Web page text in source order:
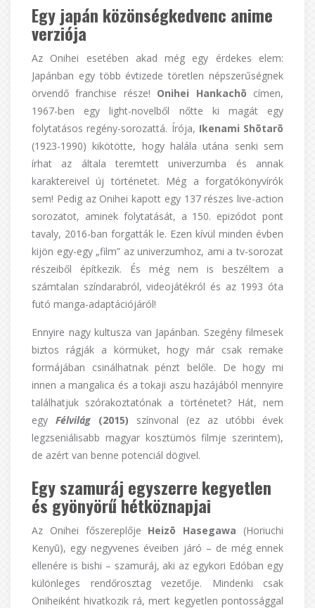
Egy japán közönségkedvenc anime
verziója
Az Onihei esetében akad még egy érdekes elem:
Japánban egy több évtizede töretlen népszerűségnek
örvendő franchise része! Onihei Hankachō címen,
1967-ben egy light-novelből nőtte ki magát egy
folytatásos regény-sorozattá. Írója, Ikenami Shōtarō
(1923-1990) kikötötte, hogy halála utána senki sem
írhat az általa teremtett univerzumba és annak
karaktereivel új történetet. Még a forgatókönyvírók
sem! Pedig az Onihei kapott egy 137 részes live-action
sorozatot, aminek folytatását, a 150. epizódot pont
tavaly, 2016-ban forgatták le. Ezen kívül minden évben
kijön egy-egy „film” az univerzumhoz, ami a tv-sorozat
részeiből építkezik. És még nem is beszéltem a
számtalan színdarabról, videojátékról és az 1993 óta
futó manga-adaptációjáról!
Ennyire nagy kultusza van Japánban. Szegény filmesek
biztos rágják a körmüket, hogy már csak remake
formájában csinálhatnak pénzt belőle. De hogy mi
innen a mangalica és a tokaji aszu hazájából mennyire
találhatjuk szórakoztatónak a történetet? Hát, nem
egy Félvilág (2015) színvonal (ez az utóbbi évek
legzseniálisabb magyar kosztümös filmje szerintem),
de azért van benne potenciál dögivel.
Egy szamuráj egyszerre kegyetlen
és gyönyörű hétköznapjai
Az Onihei főszereplője Heizō Hasegawa (Horiuchi
Kenyū), egy negyvenes éveiben járó – de még ennek
ellenére is bishi – szamuráj, aki az egykori Edóban egy
különleges rendőrosztag vezetője. Mindenki csak
Oniheiként hivatkozik rá, mert kegyetlen pontossággal